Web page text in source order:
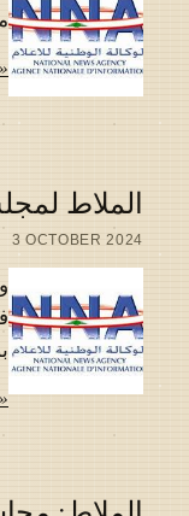
الملاط
3 OCTOBER 2024